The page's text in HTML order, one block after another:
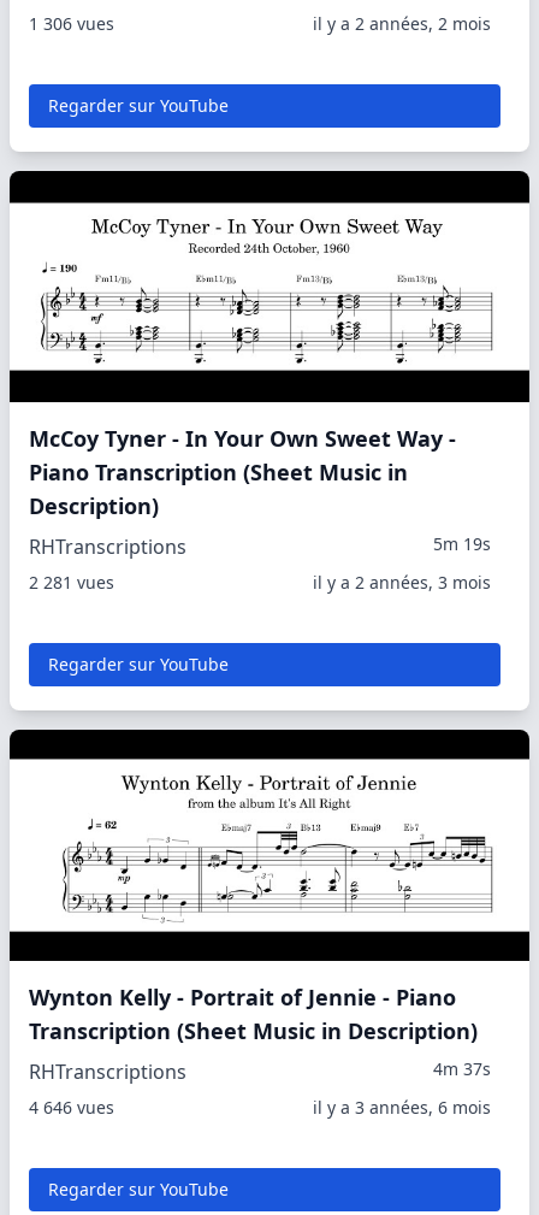
1 306 vues il y a 2 années, 2 mois
Regarder sur YouTube
McCoy Tyner - In Your Own Sweet Way -
Piano Transcription (Sheet Music in
Description)
RHTranscriptions
5m 19s
2 281 vues
il y a 2 années, 3 mois
Regarder sur YouTube
Wynton Kelly - Portrait of Jennie - Piano
Transcription (Sheet Music in Description)
RHTranscriptions
4m 37s
4 646 vues
il y a 3 années, 6 mois
Regarder sur YouTube